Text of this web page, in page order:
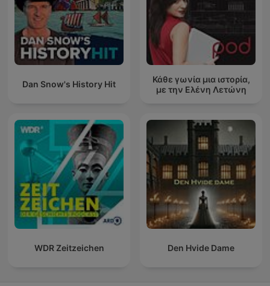
Dan Snow's History Hit
Κάθε γωνία μια ιστορία,
με την Ελένη Λετώνη
WDR Zeitzeichen Den Hvide Dame